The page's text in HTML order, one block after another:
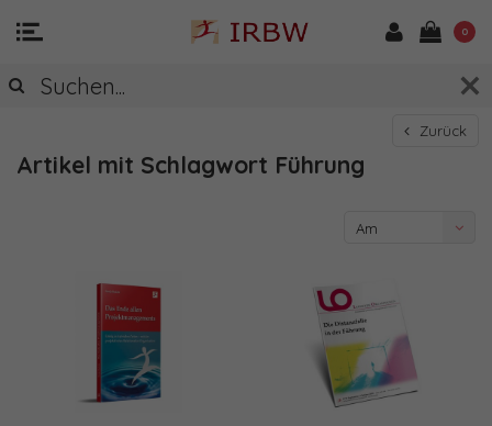
0
Zurück
Artikel mit Schlagwort Führung
Am